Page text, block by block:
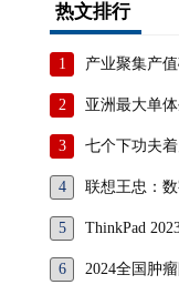
热文排行
1 产业聚集产
2 亚洲最大单
3 七个下功夫
4 联想王忠：
5 ThinkPad
6 2024全国肿